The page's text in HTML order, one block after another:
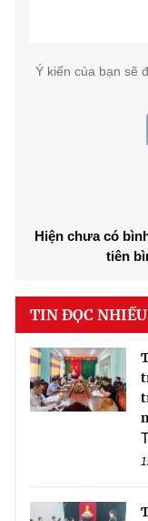
Ý kiến của bạn sẽ
Hiện chưa có
tiên
TIN ĐỌC NHIỀU